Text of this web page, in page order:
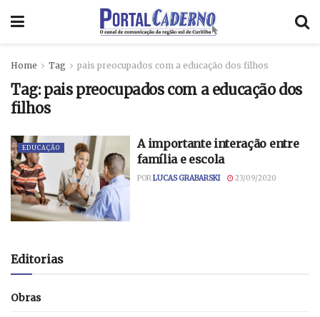
Home Tag pais preocupados com a educação dos filhos
Tag: pais preocupados com a educação dos
filhos
EDUCAÇÃO
A importante interação entre
família e escola
PORLUCAS GRABARSKI 23/09/2020
Editorias
Obras